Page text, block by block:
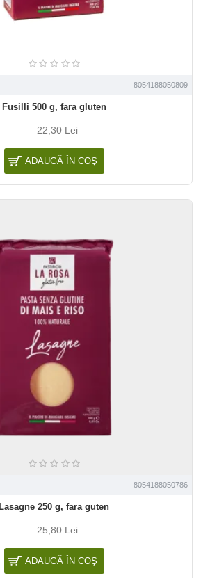
8054188050809
Fusilli 500 g, fara gluten
22,30 Lei
ADAUGĂ ÎN COŞ
8054188050786
Lasagne 250 g, fara guten
25,80 Lei
ADAUGĂ ÎN COŞ